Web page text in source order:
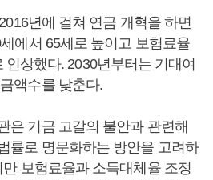
년에 걸쳐 연금 개혁을 하면
에서 65세로 높이고 보험료율
인상했다. 2030년부터는 기대여
액수를 낮춘다.
은 기금 고갈의 불안과 관련해
률로 명문화하는 방안을 고려하
보험료율과 소득대체율 조정